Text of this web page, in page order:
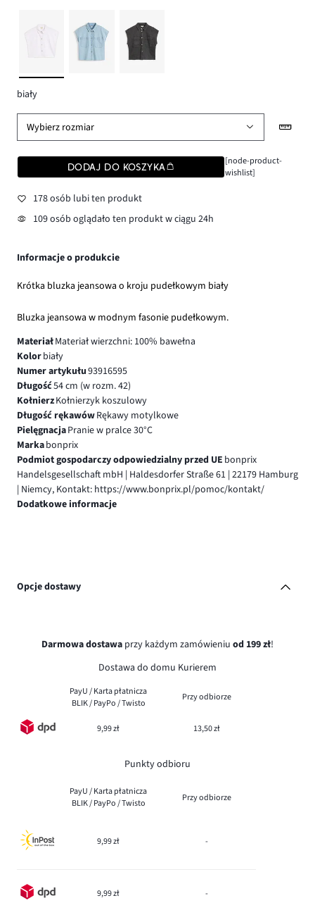
biały
Wybierz rozmiar
DODAJ DO KOSZYKA
[node-product-
wishlist]
178 osób lubi ten produkt
109 osób oglądało ten produkt w ciągu 24h
Informacje o produkcie
Krótka bluzka jeansowa o kroju pudełkowym biały
Bluzka jeansowa w modnym fasonie pudełkowym.
MateriałMateriał wierzchni: 100% bawełna
Kolorbiały
Numer artykułu93916595
Długość54 cm (w rozm. 42)
KołnierzKołnierzyk koszulowy
Długość rękawówRękawy motylkowe
PielęgnacjaPranie w pralce 30°C
Markabonprix
Podmiot gospodarczy odpowiedzialny przed UE bonprix
Handelsgesellschaft mbH | Haldesdorfer Straße 61 | 22179 Hamburg
| Niemcy, Kontakt: https://www.bonprix.pl/pomoc/kontakt/
Dodatkowe informacje
Opcje dostawy
Darmowa dostawa przy każdym zamówieniu od 199 zł!
Dostawa do domu Kurierem
PayU / Karta płatnicza
BLIK / PayPo / Twisto
Przy odbiorze
9,99 zł 13,50 zł
Punkty odbioru
PayU / Karta płatnicza
BLIK / PayPo / Twisto
Przy odbiorze
9,99 zł -
9,99 zł -